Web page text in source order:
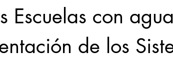
Escuelas con
de los